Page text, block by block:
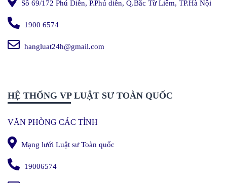
Số 69/172 Phú Diễn, P.Phú diễn, Q.Bắc Từ Liêm, TP.Hà Nội
1900 6574
hangluat24h@gmail.com
HỆ THỐNG VP LUẬT SƯ TOÀN QUỐC
VĂN PHÒNG CÁC TỈNH
Mạng lưới Luật sư Toàn quốc
19006574